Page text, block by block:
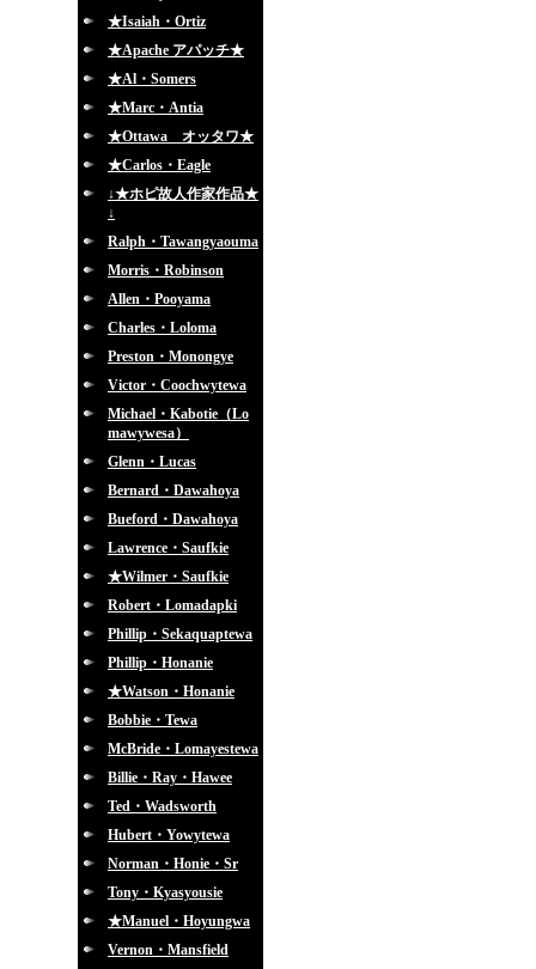
★Isaiah・Ortiz
★Apache アパッチ★
★Al・Somers
★Marc・Antia
★Ottawa オッタワ★
★Carlos・Eagle
↓★ホピ故人作家作品★
↓
Ralph・Tawangyaouma
Morris・Robinson
Allen・Pooyama
Charles・Loloma
Preston・Monongye
Victor・Coochwytewa
Michael・Kabotie（Lo
mawywesa）
Glenn・Lucas
Bernard・Dawahoya
Bueford・Dawahoya
Lawrence・Saufkie
★Wilmer・Saufkie
Robert・Lomadapki
Phillip・Sekaquaptewa
Phillip・Honanie
★Watson・Honanie
Bobbie・Tewa
McBride・Lomayestewa
Billie・Ray・Hawee
Ted・Wadsworth
Hubert・Yowytewa
Norman・Honie・Sr
Tony・Kyasyousie
★Manuel・Hoyungwa
Vernon・Mansfield